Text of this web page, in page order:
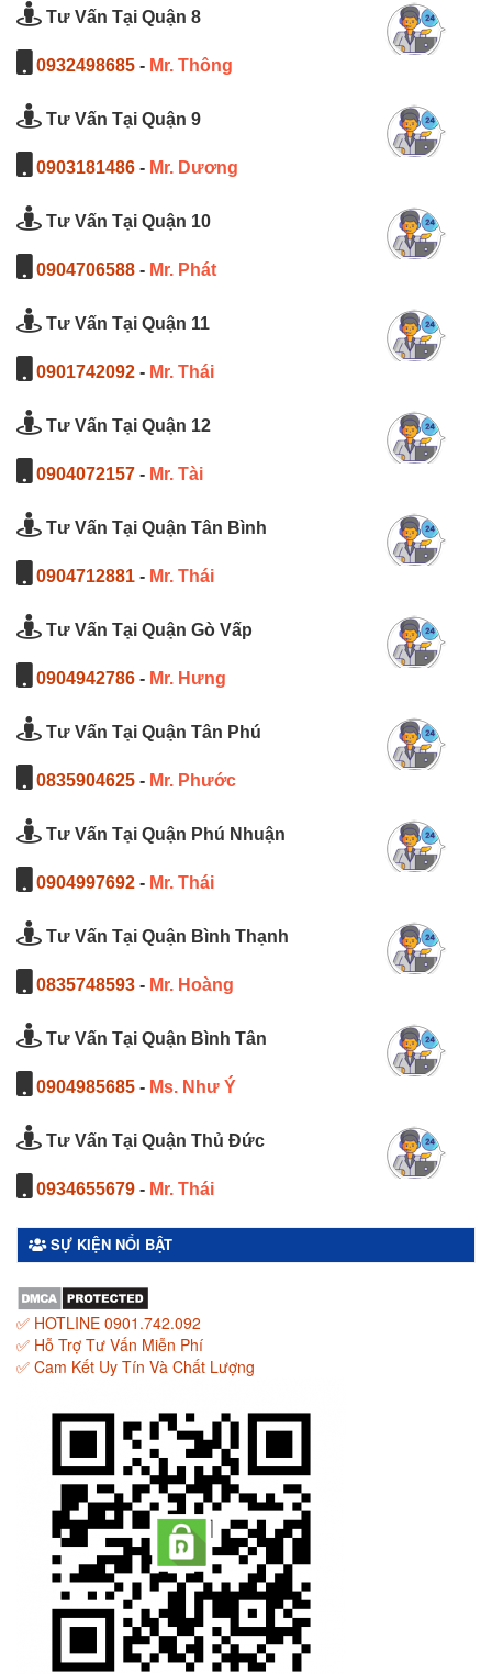
Tư Vấn Tại Quận 8
0932498685 - Mr. Thông
Tư Vấn Tại Quận 9
0903181486 - Mr. Dương
Tư Vấn Tại Quận 10
0904706588 - Mr. Phát
Tư Vấn Tại Quận 11
0901742092 - Mr. Thái
Tư Vấn Tại Quận 12
0904072157 - Mr. Tài
Tư Vấn Tại Quận Tân Bình
0904712881 - Mr. Thái
Tư Vấn Tại Quận Gò Vấp
0904942786 - Mr. Hưng
Tư Vấn Tại Quận Tân Phú
0835904625 - Mr. Phước
Tư Vấn Tại Quận Phú Nhuận
0904997692 - Mr. Thái
Tư Vấn Tại Quận Bình Thạnh
0835748593 - Mr. Hoàng
Tư Vấn Tại Quận Bình Tân
0904985685 - Ms. Như Ý
Tư Vấn Tại Quận Thủ Đức
0934655679 - Mr. Thái
SỰ KIỆN NỔI BẬT
✅ HOTLINE 0901.742.092
✅ Hỗ Trợ Tư Vấn Miễn Phí
✅ Cam Kết Uy Tín Và Chất Lượng